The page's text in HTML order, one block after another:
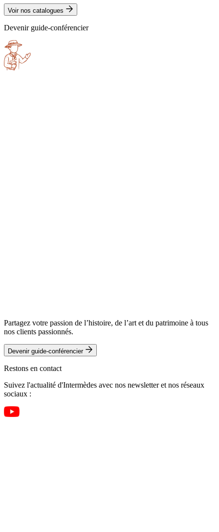
Voir nos catalogues
Devenir guide-conférencier
Partagez votre passion de l’histoire, de l’art et du patrimoine à tous
nos clients passionnés.
Devenir guide-conférencier
Restons en contact
Suivez l'actualité d'Intermèdes avec nos newsletter et nos réseaux
sociaux :